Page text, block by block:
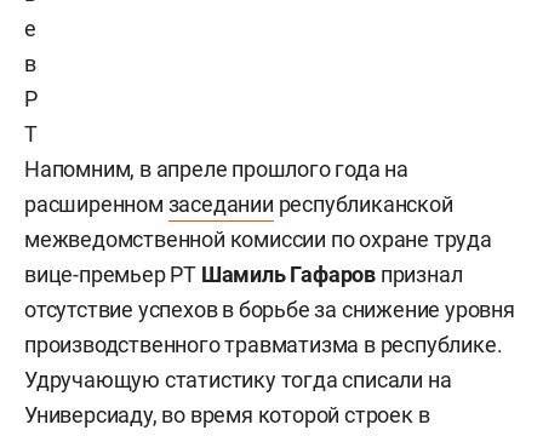
е
в
Р
Т
Напомним, в апреле прошлого года на
расширенном заседании республиканской
межведомственной комиссии по охране труда
вице-премьер РТ Шамиль Гафаров признал
отсутствие успехов в борьбе за снижение уровня
производственного травматизма в республике.
Удручающую статистику тогда списали на
Универсиаду, во время которой строек в